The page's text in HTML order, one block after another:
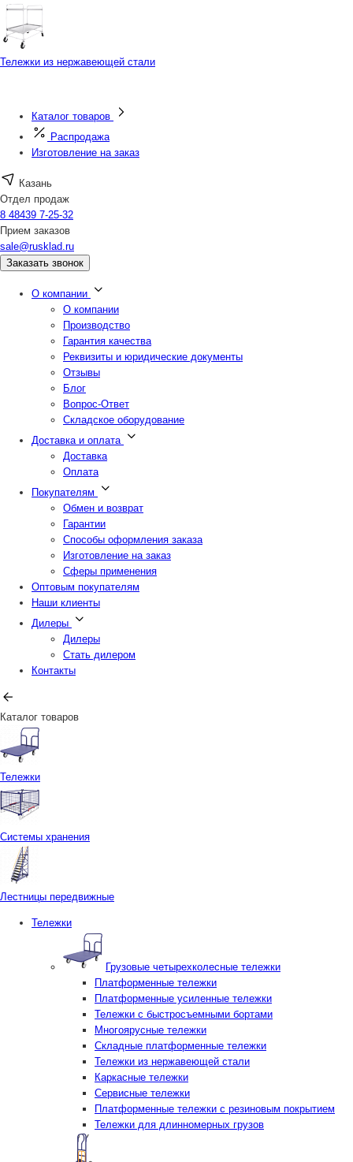
Тележки из нержавеющей стали
Каталог товаров
Распродажа
Изготовление на заказ
Казань
Отдел продаж
8 48439 7-25-32
Прием заказов
sale@rusklad.ru
Заказать звонок
О компании
О компании
Производство
Гарантия качества
Реквизиты и юридические документы
Отзывы
Блог
Вопрос-Ответ
Складское оборудование
Доставка и оплата
Доставка
Оплата
Покупателям
Обмен и возврат
Гарантии
Способы оформления заказа
Изготовление на заказ
Сферы применения
Оптовым покупателям
Наши клиенты
Дилеры
Дилеры
Стать дилером
Контакты
Каталог товаров
Тележки
Системы хранения
Лестницы передвижные
Тележки
Грузовые четырехколесные тележки
Платформенные тележки
Платформенные усиленные тележки
Тележки с быстросъемными бортами
Многоярусные тележки
Складные платформенные тележки
Тележки из нержавеющей стали
Каркасные тележки
Сервисные тележки
Платформенные тележки с резиновым покрытием
Тележки для длинномерных грузов